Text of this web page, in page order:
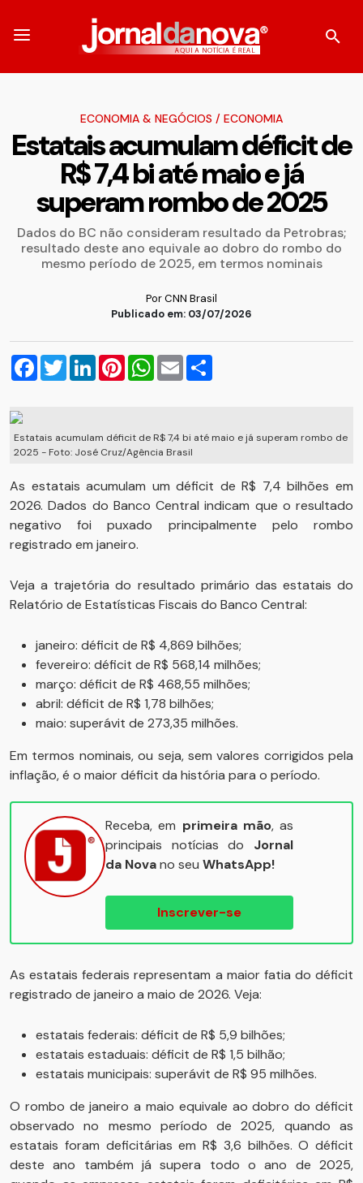
ECONOMIA & NEGÓCIOS / ECONOMIA
Estatais acumulam déficit de
R$ 7,4 bi até maio e já
superam rombo de 2025
Dados do BC não consideram resultado da Petrobras;
resultado deste ano equivale ao dobro do rombo do
mesmo período de 2025, em termos nominais
Por CNN Brasil
Publicado em: 03/07/2026
Facebook
TwitterLinkedInPinterestWhatsApp
Email
Estatais acumulam déficit de R$ 7,4 bi até maio e já superam rombo de
2025 - Foto: José Cruz/Agência Brasil
As estatais acumulam um déficit de R$ 7,4 bilhões em
2026. Dados do Banco Central indicam que o resultado
negativo foi puxado principalmente pelo rombo
registrado em janeiro.
Veja a trajetória do resultado primário das estatais do
Relatório de Estatísticas Fiscais do Banco Central:
janeiro: déficit de R$ 4,869 bilhões;
fevereiro: déficit de R$ 568,14 milhões;
março: déficit de R$ 468,55 milhões;
abril: déficit de R$ 1,78 bilhões;
maio: superávit de 273,35 milhões.
Em termos nominais, ou seja, sem valores corrigidos pela
inflação, é o maior déficit da história para o período.
Receba, em primeira mão, as
principais notícias do Jornal
da Novano seu WhatsApp!
Inscrever-se
As estatais federais representam a maior fatia do déficit
registrado de janeiro a maio de 2026. Veja:
estatais federais: déficit de R$ 5,9 bilhões;
estatais estaduais: déficit de R$ 1,5 bilhão;
estatais municipais: superávit de R$ 95 milhões.
O rombo de janeiro a maio equivale ao dobro do déficit
observado no mesmo período de 2025, quando as
estatais foram deficitárias em R$ 3,6 bilhões. O déficit
deste ano também já supera todo o ano de 2025,